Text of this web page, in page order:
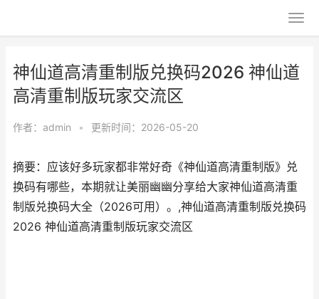
神仙道高清重制版兑换码2026 神仙道
高清重制版玩家交流区
作者： admin • 更新时间：2026-05-20
摘要：应该好多玩家都非常好奇《神仙道高清重制版》兑
换码有哪些，本期就让美丽幽幽分享给大家神仙道高清重
制版兑换码大全（2026可用）。,神仙道高清重制版兑换码
2026 神仙道高清重制版玩家交流区